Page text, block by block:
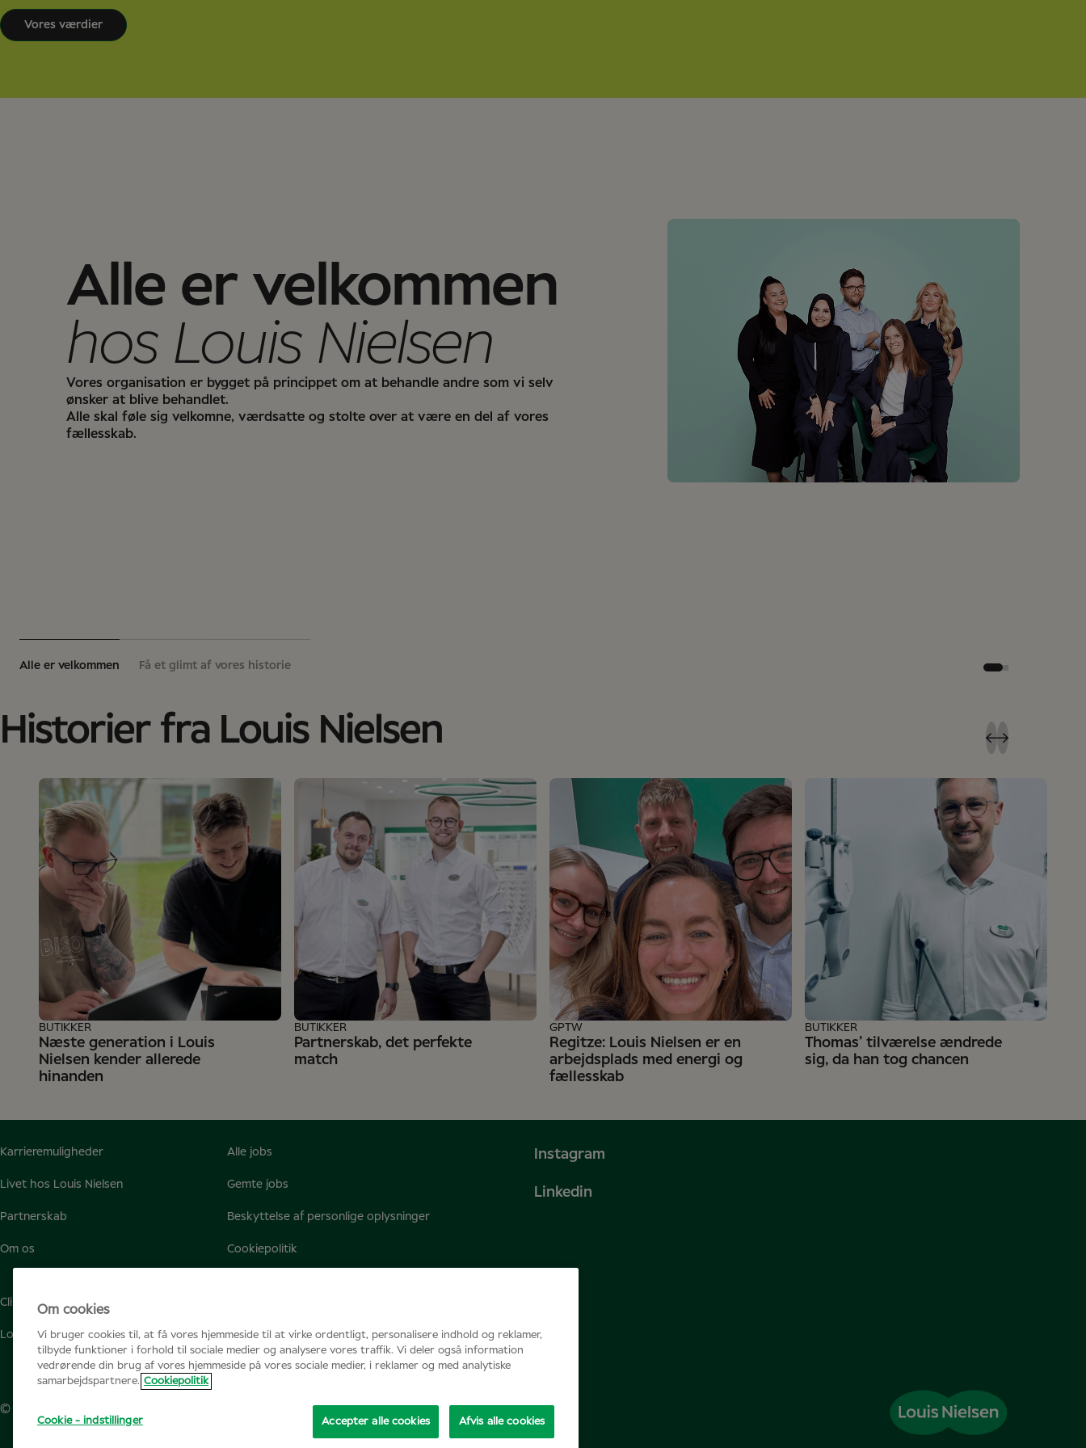
Vores værdier
Alle er velkommen
hos Louis Nielsen
Vores organisation er bygget på princippet om at behandle andre som vi selv
ønsker at blive behandlet.
Alle skal føle sig velkomne, værdsatte og stolte over at være en del af vores
fællesskab.
Alle er velkommen Få et glimt af vores historie
Historier fra Louis Nielsen
Næste generation i Louis
Nielsen kender allerede
hinanden
BUTIKKER
Partnerskab, det perfekte
match
BUTIKKER
Regitze: Louis Nielsen er en
arbejdsplads med energi og
fællesskab
GPTW
Thomas’ tilværelse ændrede
sig, da han tog chancen
BUTIKKER
Karrieremuligheder
Livet hos Louis Nielsen
Partnerskab
Om os
Alle jobs
Gemte jobs
Beskyttelse af personlige oplysninger
Cookiepolitik
Instagram
Linkedin
Clinicalconference.eu
Louisnielsen.dk
© Specsavers
Om cookies
Vi bruger cookies til, at få vores hjemmeside til at virke ordentligt, personalisere indhold og reklamer,
tilbyde funktioner i forhold til sociale medier og analysere vores traffik. Vi deler også information
vedrørende din brug af vores hjemmeside på vores sociale medier, i reklamer og med analytiske
samarbejdspartnere. Cookiepolitik
Cookie - indstillinger Afvis alle cookies
Accepter alle cookies